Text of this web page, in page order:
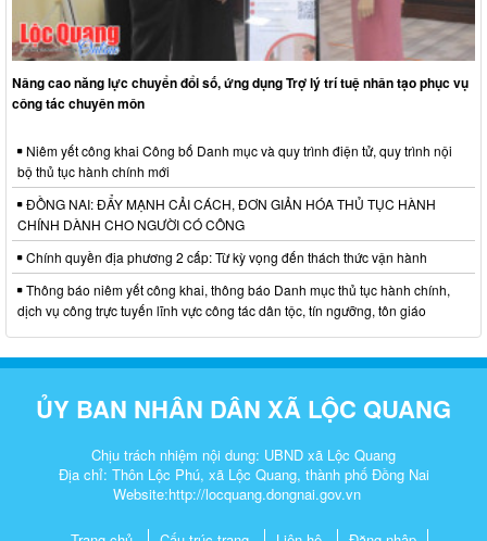
Nâng cao năng lực chuyển đổi số, ứng dụng Trợ lý trí tuệ nhân tạo phục vụ
công tác chuyên môn
Niêm yết công khai Công bố Danh mục và quy trình điện tử, quy trình nội
bộ thủ tục hành chính mới
ĐỒNG NAI: ĐẨY MẠNH CẢI CÁCH, ĐƠN GIẢN HÓA THỦ TỤC HÀNH
CHÍNH DÀNH CHO NGƯỜI CÓ CÔNG
Chính quyền địa phương 2 cấp: Từ kỳ vọng đến thách thức vận hành
Thông báo niêm yết công khai, thông báo Danh mục thủ tục hành chính,
dịch vụ công trực tuyến lĩnh vực công tác dân tộc, tín ngưỡng, tôn giáo
ỦY BAN NHÂN DÂN XÃ LỘC QUANG
Chịu trách nhiệm nội dung: UBND xã Lộc Quang
Địa chỉ: Thôn Lộc Phú, xã Lộc Quang, thành phố Đồng Nai
Website:http://locquang.dongnai.gov.vn